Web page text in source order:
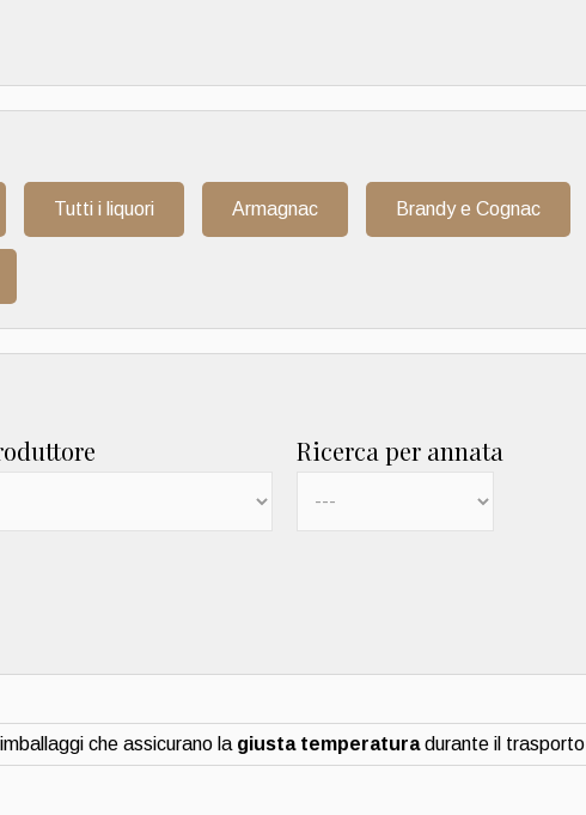
Tutti i liquori Armagnac Brandy e Cognac
Ricerca per annata
che assicurano la giusta temperaturadurante il trasporto